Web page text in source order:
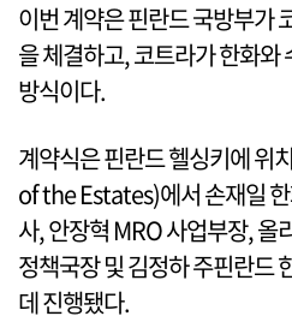
이번 계약은 핀란드 국방부가
을 체결하고, 코트라가 한화
방식이다.
계약식은 핀란드 헬싱키에 위
of the Estates)에서 손재일
사, 안장혁 MRO 사업부장, 올
정책국장 및 김정하 주핀란드
데 진행됐다.